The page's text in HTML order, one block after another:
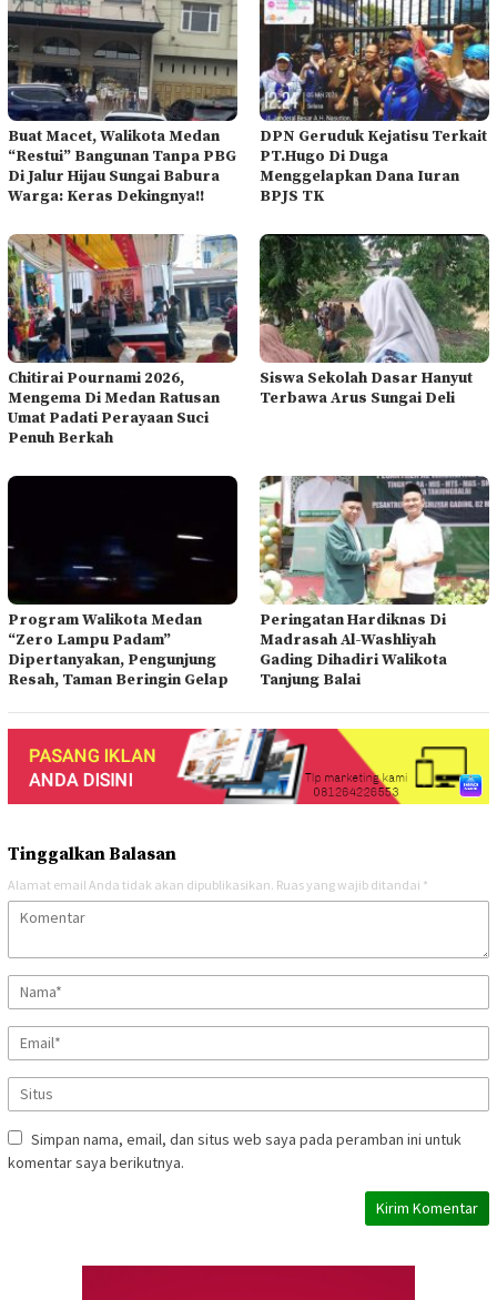
Buat Macet, Walikota Medan
“Restui” Bangunan Tanpa PBG
Di Jalur Hijau Sungai Babura
Warga: Keras Dekingnya!!
DPN Geruduk Kejatisu Terkait
PT.Hugo Di Duga
Menggelapkan Dana Iuran
BPJS TK
Chitirai Pournami 2026,
Mengema Di Medan Ratusan
Umat Padati Perayaan Suci
Penuh Berkah
Siswa Sekolah Dasar Hanyut
Terbawa Arus Sungai Deli
Program Walikota Medan
“Zero Lampu Padam”
Dipertanyakan, Pengunjung
Resah, Taman Beringin Gelap
Peringatan Hardiknas Di
Madrasah Al-Washliyah
Gading Dihadiri Walikota
Tanjung Balai
Tinggalkan Balasan
Alamat email Anda tidak akan dipublikasikan. Ruas yang wajib ditandai *
Simpan nama, email, dan situs web saya pada peramban ini untuk
komentar saya berikutnya.